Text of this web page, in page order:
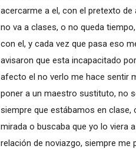
acercarme a el, con el pretexto
no va a clases, o no queda
con el, y cada vez que pasa eso
avisaron que esta incapacitado
afecto el no verlo me hace sentir
poner a un maestro sustituto, no
siempre que estábamos en clase,
mirada o buscaba que yo lo viera
relación de noviazgo, siempre me